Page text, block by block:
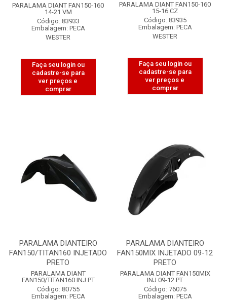
PARALAMA DIANT FAN150-160
14-21 VM
Código: 83933
Embalagem: PECA
WESTER
Faça seu login ou
cadastre-se para
ver preços e
comprar
PARALAMA DIANT FAN150-160
15-16 CZ
Código: 83935
Embalagem: PECA
WESTER
Faça seu login ou
cadastre-se para
ver preços e
comprar
PARALAMA DIANTEIRO
FAN150/TITAN160 INJETADO
PRETO
PARALAMA DIANT
FAN150/TITAN160 INJ PT
Código: 80755
Embalagem: PECA
PARALAMA DIANTEIRO
FAN150MIX INJETADO 09-12
PRETO
PARALAMA DIANT FAN150MIX
INJ 09-12 PT
Código: 76075
Embalagem: PECA